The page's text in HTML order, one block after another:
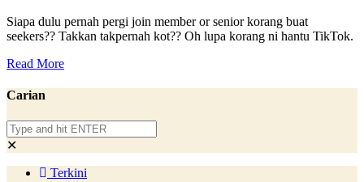
Siapa dulu pernah pergi join member or senior korang buat
seekers?? Takkan takpernah kot?? Oh lupa korang ni hantu TikTok.
Read More
Carian
✕
Terkini